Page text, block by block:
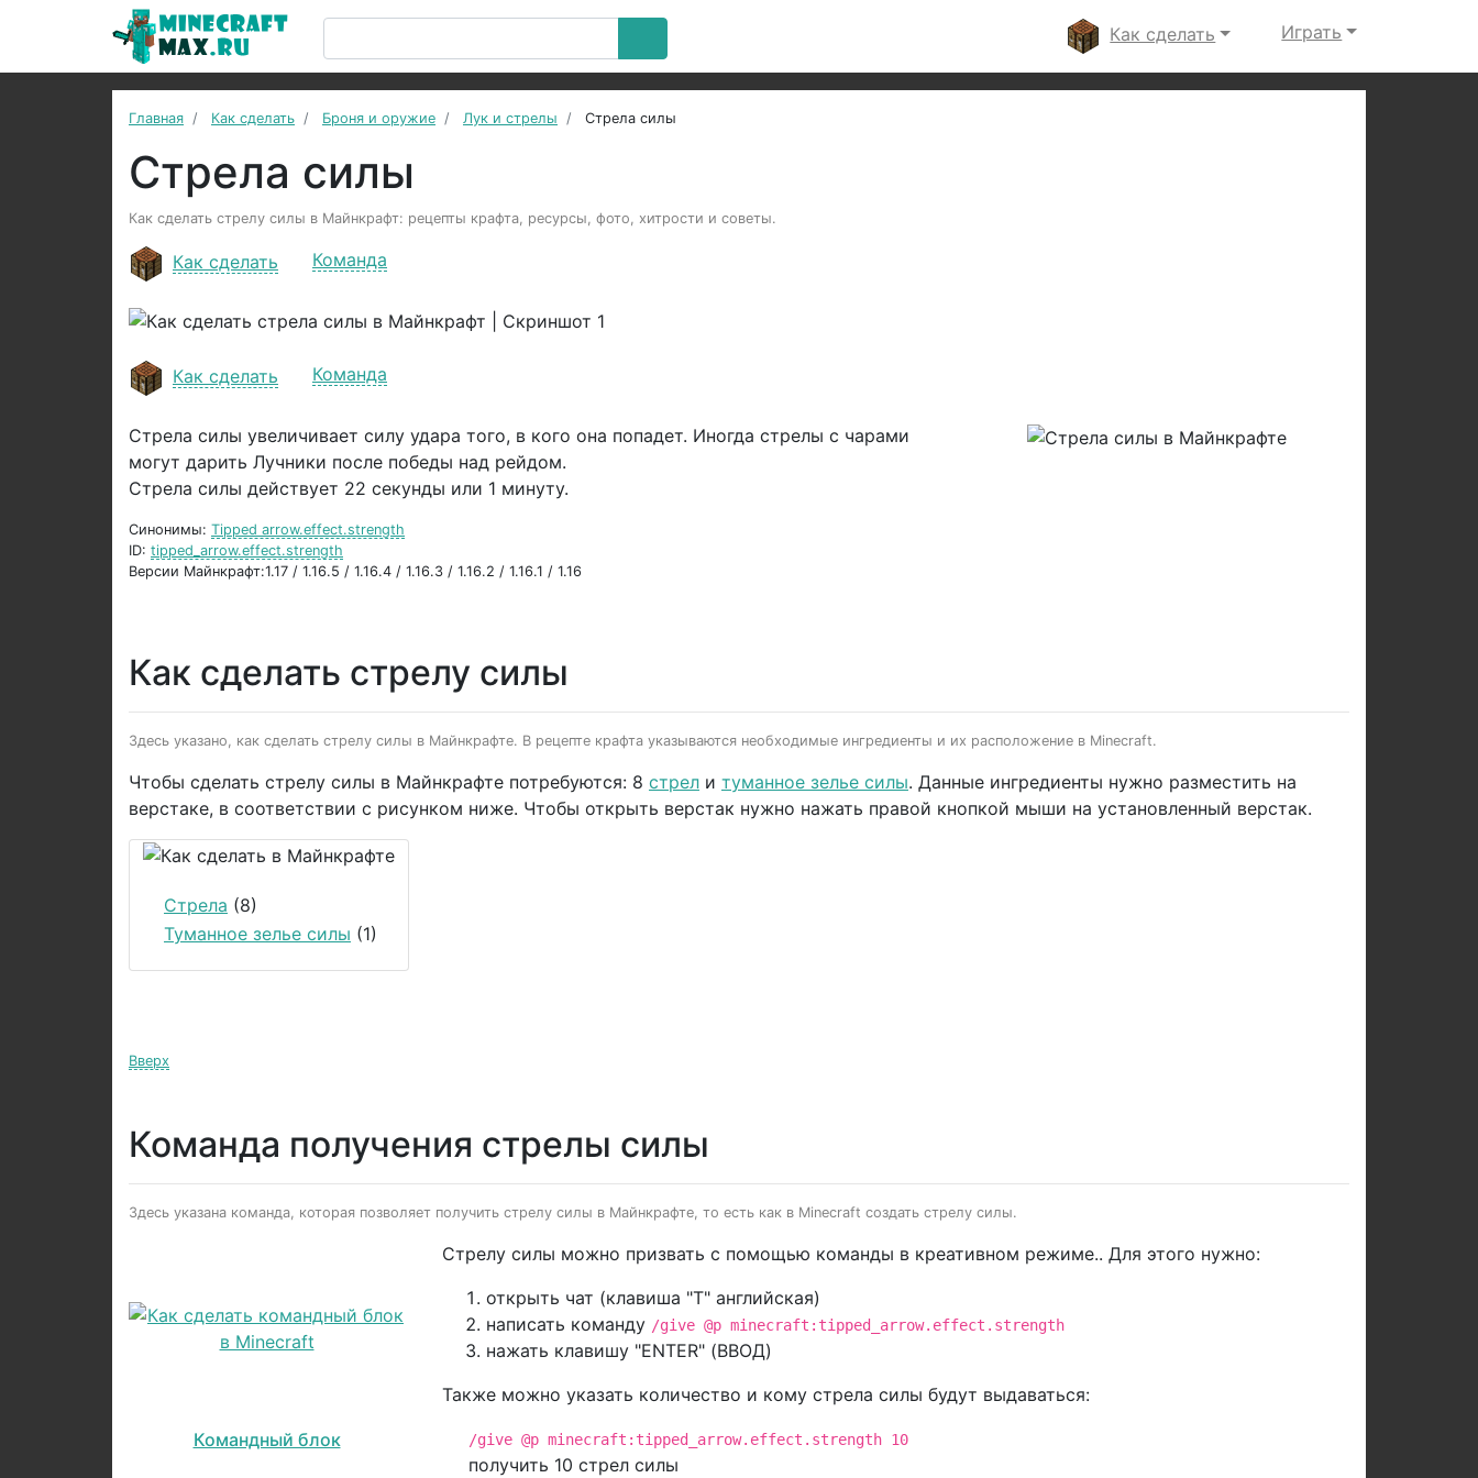
Как сделать Играть
Главная Как сделать Броня и оружие Лук и стрелы Стрела силы
Стрела силы
Как сделать стрелу силы в Майнкрафт: рецепты крафта, ресурсы, фото, хитрости и советы.
Как сделать Команда
Как сделать Команда
Стрела силы увеличивает силу удара того, в кого она попадет. Иногда стрелы с чарами
могут дарить Лучники после победы над рейдом.
Стрела силы действует 22 секунды или 1 минуту.
Синонимы: Tipped arrow.effect.strength
ID: tipped_arrow.effect.strength
Версии Майнкрафт:1.17 / 1.16.5 / 1.16.4 / 1.16.3 / 1.16.2 / 1.16.1 / 1.16
Как сделать стрелу силы
Здесь указано, как сделать стрелу силы в Майнкрафте. В рецепте крафта указываются необходимые ингредиенты и их расположение в Minecraft.
Чтобы сделать стрелу силы в Майнкрафте потребуются: 8 стрел и туманное зелье силы. Данные ингредиенты нужно разместить на
верстаке, в соответствии с рисунком ниже. Чтобы открыть верстак нужно нажать правой кнопкой мыши на установленный верстак.
Стрела (8)
Туманное зелье силы (1)
Вверх
Команда получения стрелы силы
Здесь указана команда, которая позволяет получить стрелу силы в Майнкрафте, то есть как в Minecraft создать стрелу силы.
Командный блок
Стрелу силы можно призвать с помощью команды в креативном режиме.. Для этого нужно:
открыть чат (клавиша "T" английская)
написать команду /give @p minecraft:tipped_arrow.effect.strength
нажать клавишу "ENTER" (ВВОД)
Также можно указать количество и кому стрела силы будут выдаваться:
/give @p minecraft:tipped_arrow.effect.strength 10
получить 10 стрел силы